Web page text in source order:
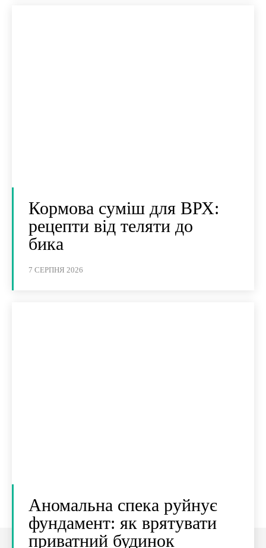
Кормова суміш для ВРХ:
рецепти від теляти до
бика
7 СЕРПНЯ 2026
Аномальна спека руйнує
фундамент: як врятувати
приватний будинок